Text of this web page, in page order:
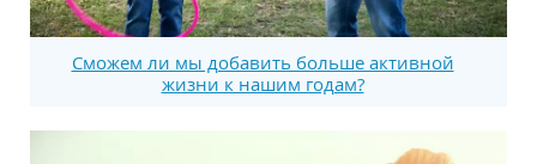
Сможем ли мы добавить больше активной
жизни к нашим годам?